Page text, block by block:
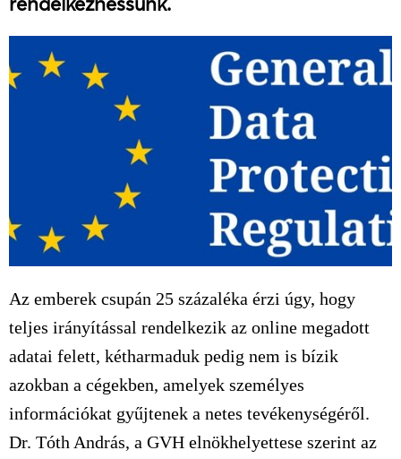
Az emberek csupán 25 százaléka érzi úgy, hogy
teljes irányítással rendelkezik az online megadott
adatai felett, kétharmaduk pedig nem is bízik
azokban a cégekben, amelyek személyes
információkat gyűjtenek a netes tevékenységéről.
Dr. Tóth András, a GVH elnökhelyettese szerint az